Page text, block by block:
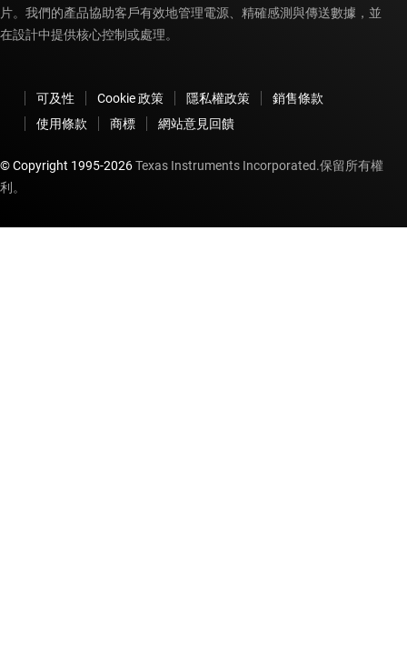
片。我們的產品協助客戶有效地管理電源、精確感測與傳送數據，並
在設計中提供核心控制或處理。
可及性 Cookie 政策 隱私權政策
銷售條款
使用條款
商標 網站意見回饋
© Copyright 1995-2026Texas Instruments Incorporated.保留所有權
利。